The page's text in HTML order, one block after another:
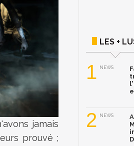
jamais
prouvé ;
LES +
1 NEWS
2 NEWS